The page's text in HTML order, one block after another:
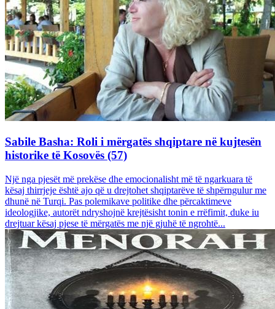
Sabile Basha: Roli i mërgatës shqiptare në kujtesën
historike të Kosovës (57)
Një nga pjesët më prekëse dhe emocionalisht më të ngarkuara të
kësaj thirrjeje është ajo që u drejtohet shqiptarëve të shpërngulur me
dhunë në Turqi. Pas polemikave politike dhe përcaktimeve
ideologjike, autorët ndryshojnë krejtësisht tonin e rrëfimit, duke iu
drejtuar kësaj pjese të mërgatës me një gjuhë të ngrohtë...